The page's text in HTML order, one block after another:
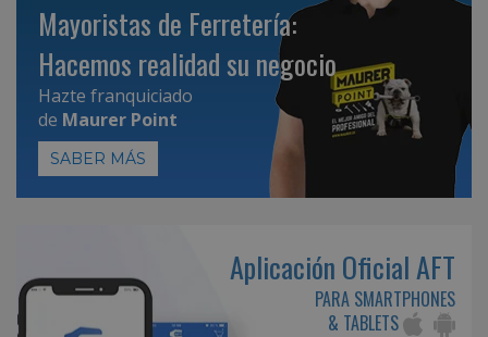
Mayoristas de Ferretería:
Hacemos realidad su negocio
Hazte franquiciado
de Maurer Point
SABER MÁS
Aplicación Oficial AFT
PARA SMARTPHONES
& TABLETS